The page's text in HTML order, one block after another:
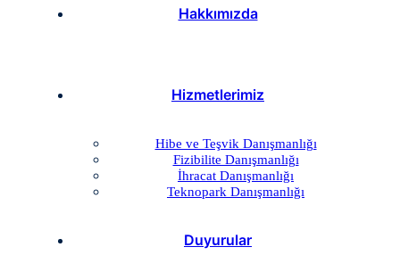
Hakkımızda
Hizmetlerimiz
Hibe ve Teşvik Danışmanlığı
Fizibilite Danışmanlığı
İhracat Danışmanlığı
Teknopark Danışmanlığı
Duyurular